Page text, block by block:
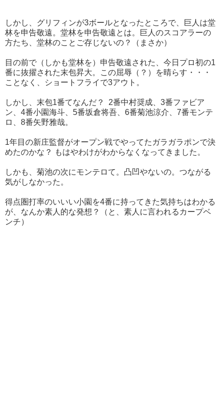
しかし、グリフィンが3ボールとなったところで、巨人は堂
林を申告敬遠。堂林を申告敬遠とは。巨人のスコアラーの
方たち、堂林のことご存じないの？（ まさか）
目の前で（しかも堂林を）申告敬遠された、今日プロ初の1
番に抜擢された末包昇大。この屈辱（？）を晴らす・・・
ことなく、ショートフライで3アウト。
しかし、末包1番てなんだ？ 2番中村奨成、3番ファビア
ン、4番小園海斗、5番坂倉将吾、6番菊池涼介、7番モンテ
ロ、8番矢野雅哉。
1年目の新庄監督がオープン戦でやってたガラガラポンで決
めたのかな？ もはやわけがわからなくなってきました。
しかも、菊池の次にモンテロて。凸凹やないの。つながる
気がしなかった。
得点圏打率のいいい小園を4番に持ってきた気持ちはわかる
が、なんか素人的な発想？（と、素人に言われるカープベ
ンチ）